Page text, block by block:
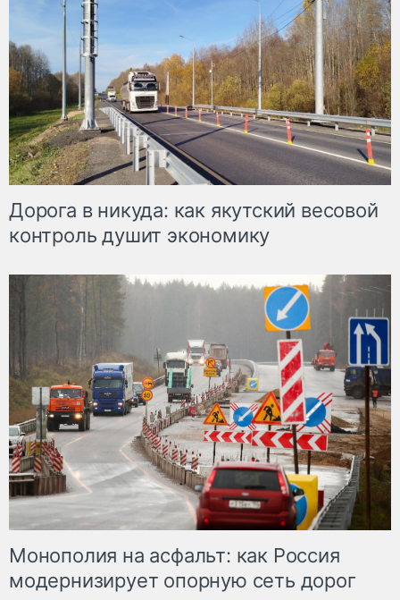
Дорога в никуда: как якутский весовой
контроль душит экономику
Монополия на асфальт: как Россия
модернизирует опорную сеть дорог